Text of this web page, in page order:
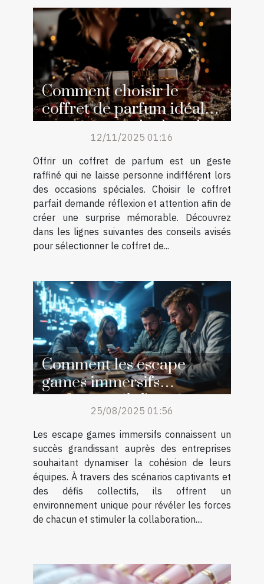
Comment choisir le
coffret de parfum idéal
pour surprendre lors des
occasions spéciales ?
12/11/2025 01:16
Offrir un coffret de parfum est un geste
raffiné qui ne laisse personne indifférent lors
des occasions spéciales. Choisir le coffret
parfait demande réflexion et attention afin de
créer une surprise mémorable. Découvrez
dans les lignes suivantes des conseils avisés
pour sélectionner le coffret de...
Comment les escape
games immersifs
renforcent-ils l'esprit
d'équipe ?25/08/2025 01:56
Les escape games immersifs connaissent un
succès grandissant auprès des entreprises
souhaitant dynamiser la cohésion de leurs
équipes. À travers des scénarios captivants et
des défis collectifs, ils offrent un
environnement unique pour révéler les forces
de chacun et stimuler la collaboration....